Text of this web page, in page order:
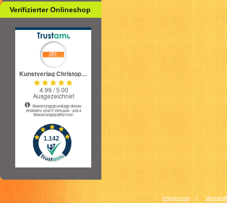
Verifizierter Onlineshop
Impressum |